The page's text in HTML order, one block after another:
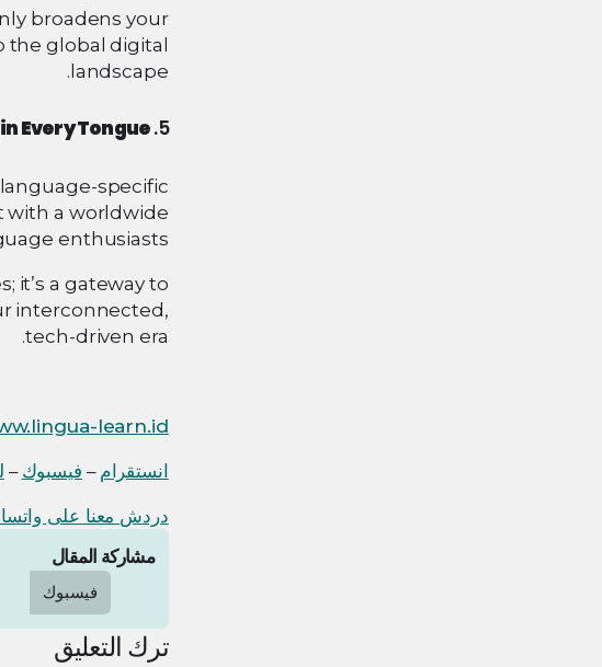
broadens your
the global digital
landscape.
5.
Every Tongue:
specific
with a worldwide
enthusiasts.
it’s a gateway to
interconnected,
tech-driven era.
learn.id
انستقرام – فيسبوك –
دردش معنا على
مشاركة المقال
فيسبوك
ترك التعليق